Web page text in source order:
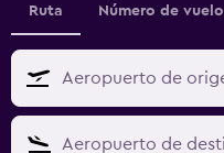
Ruta Número de vuelo